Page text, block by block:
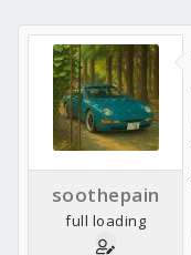
soothepain
full loading